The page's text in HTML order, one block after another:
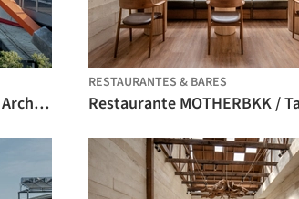
Puente ciclista Tanzi / Studiobase Architects
RESTAURANTES & BARES
Restaurante MOTHERBKK /